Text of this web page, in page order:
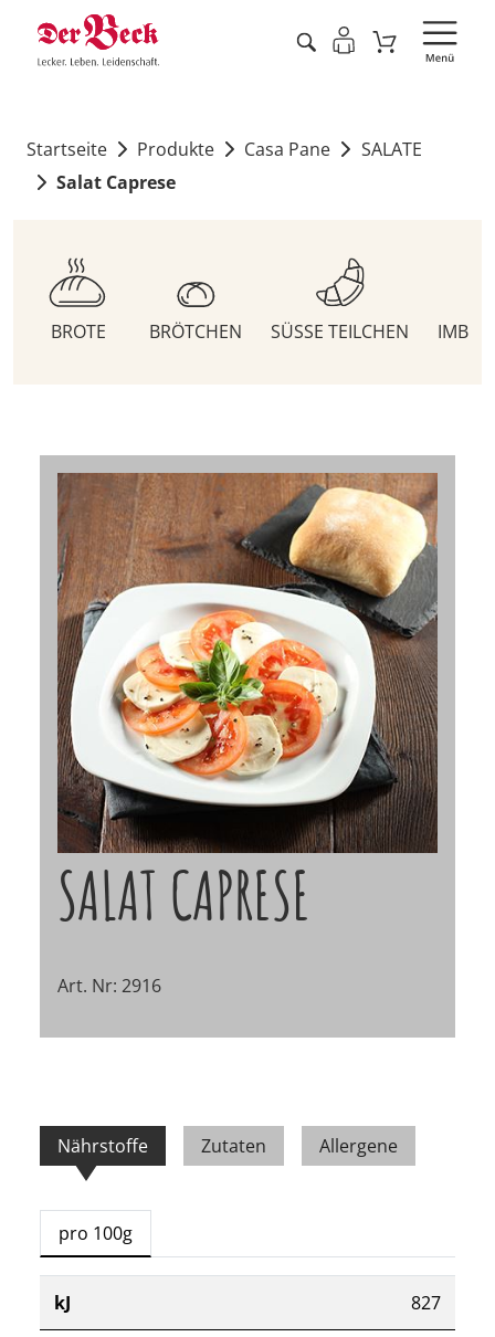
Startseite Produkte Casa Pane
SALATE
Salat Caprese
BROTE BRÖTCHEN SÜSSE TEILCHEN
SALAT CAPRESE
Art. Nr: 2916
Nährstoffe Zutaten Allergene
pro 100g
kJ 827